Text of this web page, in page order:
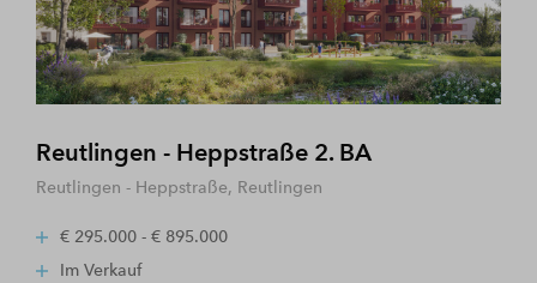
Reutlingen - Heppstraße 2. BA
Reutlingen - Heppstraße, Reutlingen
€ 295.000 - € 895.000
Im Verkauf